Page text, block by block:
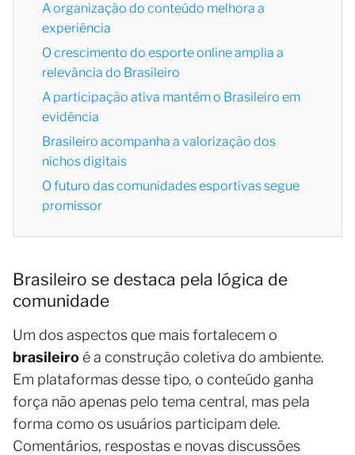
A organização do conteúdo melhora a
experiência
O crescimento do esporte online amplia a
relevância do Brasileiro
A participação ativa mantém o Brasileiro em
evidência
Brasileiro acompanha a valorização dos
nichos digitais
O futuro das comunidades esportivas segue
promissor
Brasileiro se destaca pela lógica de
comunidade
Um dos aspectos que mais fortalecem o
brasileiro é a construção coletiva do ambiente.
Em plataformas desse tipo, o conteúdo ganha
força não apenas pelo tema central, mas pela
forma como os usuários participam dele.
Comentários, respostas e novas discussões